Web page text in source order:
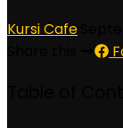
Kursi Cafe